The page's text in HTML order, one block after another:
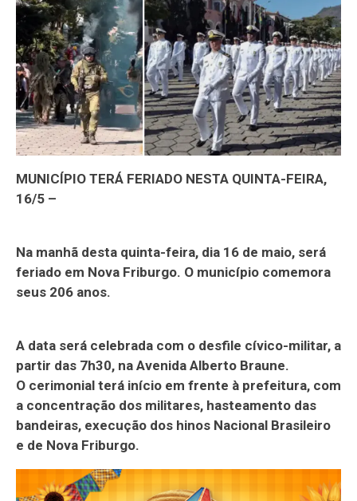
MUNICÍPIO TERÁ FERIADO NESTA QUINTA-FEIRA,
16/5 –
Na manhã desta quinta-feira, dia 16 de maio, será
feriado em Nova Friburgo. O município comemora
seus 206 anos.
A data será celebrada com o desfile cívico-militar, a
partir das 7h30, na Avenida Alberto Braune.
O cerimonial terá início em frente à prefeitura, com
a concentração dos militares, hasteamento das
bandeiras, execução dos hinos Nacional Brasileiro
e de Nova Friburgo.